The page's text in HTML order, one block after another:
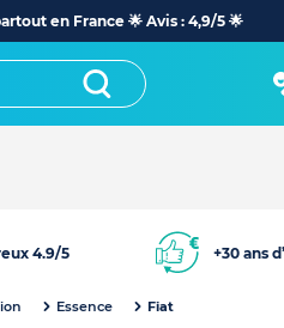
en France 🌟 Avis : 4,9/5 🌟
4.9/5 +30 ans
Essence Fiat